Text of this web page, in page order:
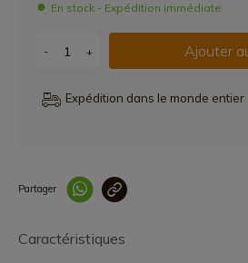
En stock - Expédition immédiate
- + Ajouter
Expédition dans le monde entier
Partager
Caractéristiques